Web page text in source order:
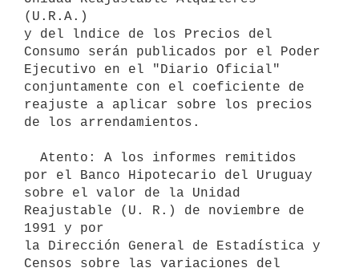
(U.R.A.)
y del lndice de los Precios del
Consumo serán publicados por el Poder
Ejecutivo en el "Diario Oficial"
conjuntamente con el coeficiente de
reajuste a aplicar sobre los precios
de los arrendamientos.
por el Banco Hipotecario del Uruguay
sobre el valor de la Unidad
Reajustable (U. R.) de noviembre de
1991 y por
la Dirección General de Estadística y
Censos sobre las variaciones del